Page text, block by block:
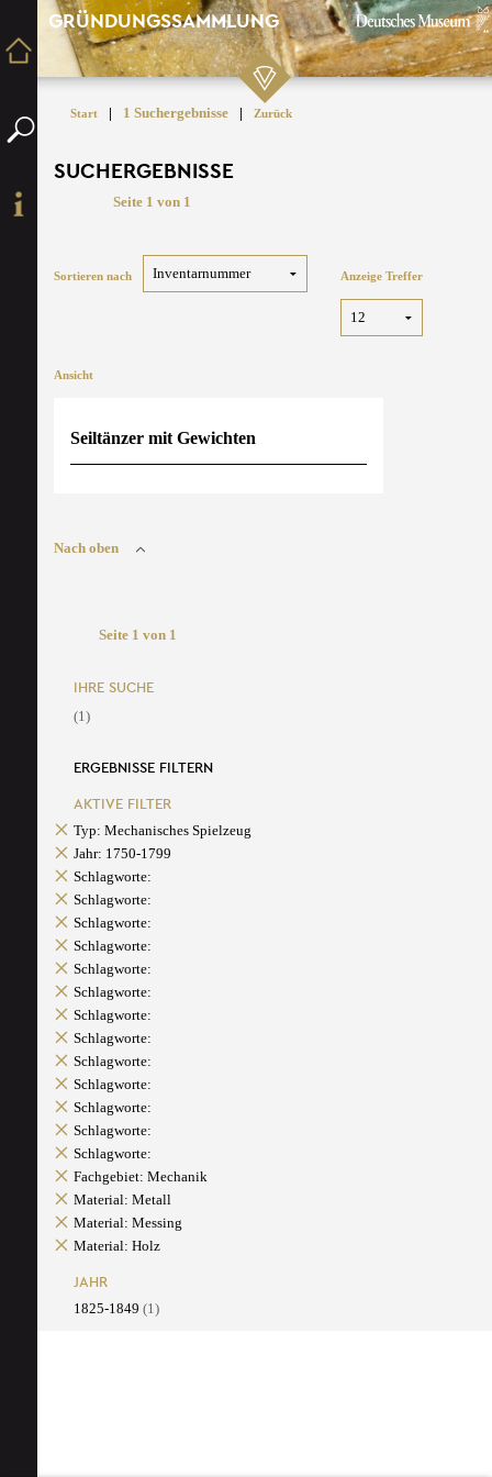
GRÜNDUNGSSAMMLUNG
Start | 1 Suchergebnisse | Zurück
SUCHERGEBNISSE
Seite 1 von 1
Sortieren nach Anzeige Treffer
Ansicht
Seiltänzer mit Gewichten
Nach oben
Seite 1 von 1
IHRE SUCHE
(1)
ERGEBNISSE FILTERN
AKTIVE FILTER
Typ: Mechanisches Spielzeug
Jahr: 1750-1799
Schlagworte:
Schlagworte:
Schlagworte:
Schlagworte:
Schlagworte:
Schlagworte:
Schlagworte:
Schlagworte:
Schlagworte:
Schlagworte:
Schlagworte:
Schlagworte:
Schlagworte:
Fachgebiet: Mechanik
Material: Metall
Material: Messing
Material: Holz
JAHR
1825-1849 (1)